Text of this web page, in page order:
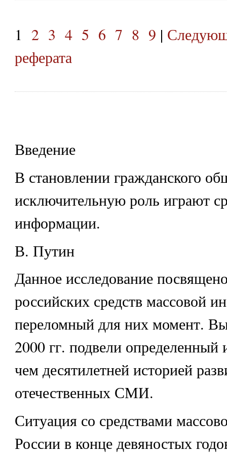
1 2 3 4 5 6 7 8 9 |
реферата
Введение
В становлении гражданского
исключительную роль играют
информации.
В. Путин
Данное исследование
российских средств массовой
переломный для них момент.
2000 гг. подвели определенный
чем десятилетней историей
отечественных СМИ.
Ситуация со средствами
России в конце девяностых